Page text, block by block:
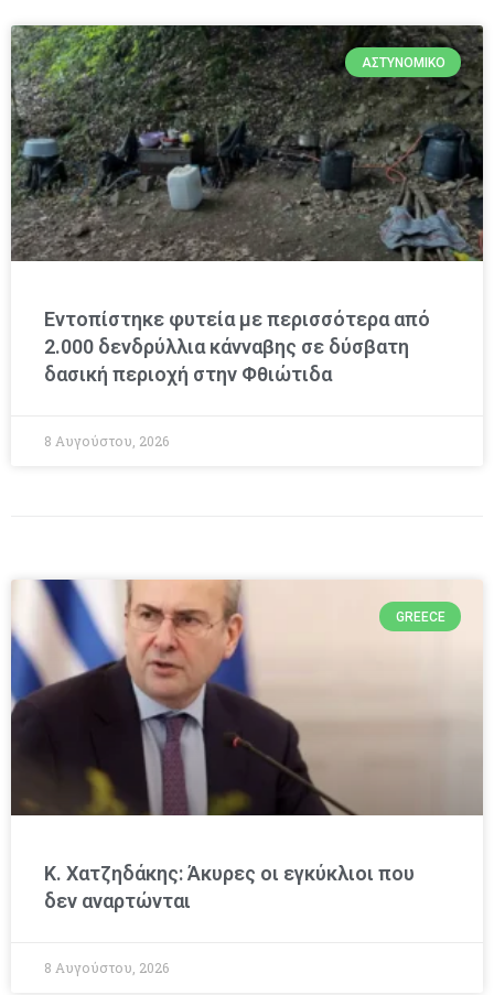
ΑΣΤΥΝΟΜΙΚΌ
Εντοπίστηκε φυτεία με περισσότερα από
2.000 δενδρύλλια κάνναβης σε δύσβατη
δασική περιοχή στην Φθιώτιδα
8 Αυγούστου, 2026
GREECE
Κ. Χατζηδάκης: Άκυρες οι εγκύκλιοι που
δεν αναρτώνται
8 Αυγούστου, 2026